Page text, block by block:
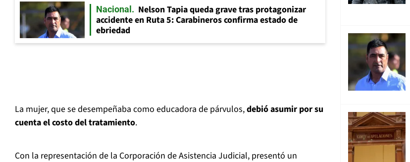
Nacional
Nelson Tapia queda grave tras protagonizar
accidente en Ruta 5: Carabineros confirma estado de
ebriedad
La mujer, que se desempeñaba como educadora de párvulos,debió asumir por su
cuenta el costo del tratamiento.
Con la representación de la Corporación de Asistencia Judicial, presentó un